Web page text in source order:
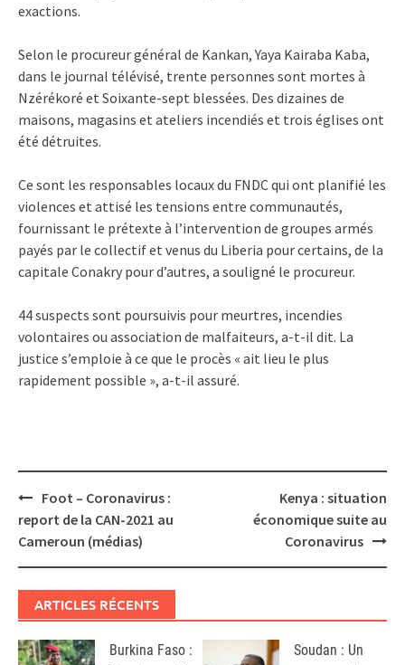
exactions.
Selon le procureur général de Kankan, Yaya Kairaba Kaba,
dans le journal télévisé, trente personnes sont mortes à
Nzérékoré et Soixante-sept blessées. Des dizaines de
maisons, magasins et ateliers incendiés et trois églises ont
été détruites.
Ce sont les responsables locaux du FNDC qui ont planifié les
violences et attisé les tensions entre communautés,
fournissant le prétexte à l’intervention de groupes armés
payés par le collectif et venus du Liberia pour certains, de la
capitale Conakry pour d’autres, a souligné le procureur.
44 suspects sont poursuivis pour meurtres, incendies
volontaires ou association de malfaiteurs, a-t-il dit. La
justice s’emploie à ce que le procès « ait lieu le plus
rapidement possible », a-t-il assuré.
Post
navigation
Foot – Coronavirus :
report de la CAN-2021 au
Cameroun (médias)
Kenya : situation
économique suite au
Coronavirus
ARTICLES RÉCENTS
Burkina Faso :
Soudan : Un